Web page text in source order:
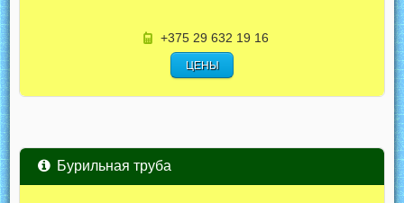
+375 29 632 19 16
ЦЕНЫ
Бурильная труба